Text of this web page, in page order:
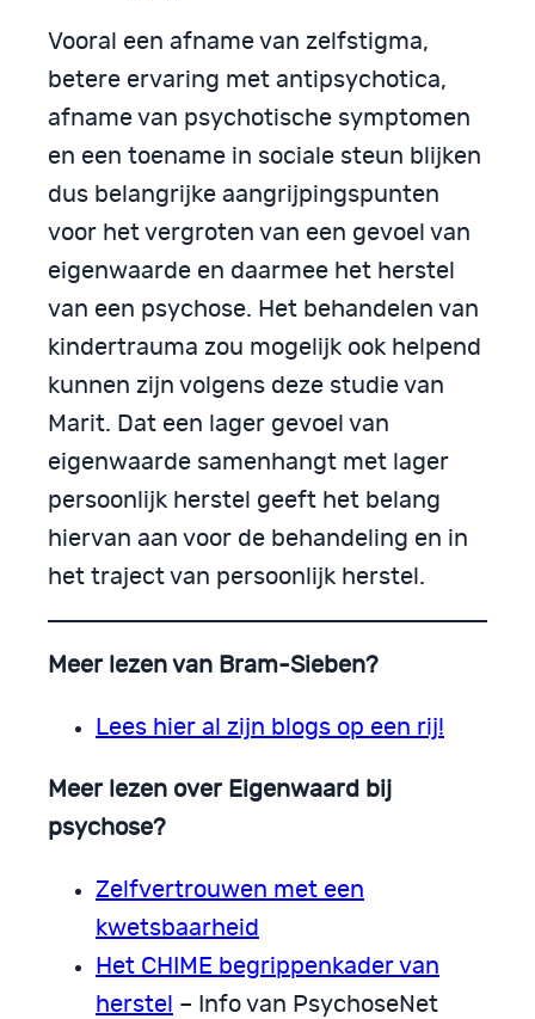
Vooral een afname van zelfstigma,
betere ervaring met antipsychotica,
afname van psychotische symptomen
en een toename in sociale steun blijken
dus belangrijke aangrijpingspunten
voor het vergroten van een gevoel van
eigenwaarde en daarmee het herstel
van een psychose. Het behandelen van
kindertrauma zou mogelijk ook helpend
kunnen zijn volgens deze studie van
Marit. Dat een lager gevoel van
eigenwaarde samenhangt met lager
persoonlijk herstel geeft het belang
hiervan aan voor de behandeling en in
het traject van persoonlijk herstel.
Meer lezen van Bram-Sieben?
Lees hier al zijn blogs op een rij!
Meer lezen over Eigenwaard bij
psychose?
Zelfvertrouwen met een
kwetsbaarheid
Het CHIME begrippenkader van
herstel – Info van PsychoseNet